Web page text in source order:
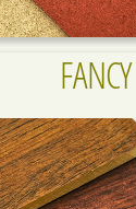
FANCY
Link